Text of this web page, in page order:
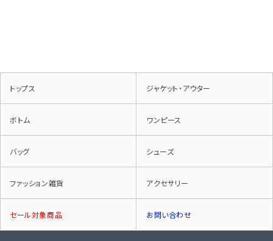
トップス ジャケット・アウター
ボトム ワンピース
バッグ シューズ
ファッション雑貨 アクセサリー
セール対象商品 お問い合わせ